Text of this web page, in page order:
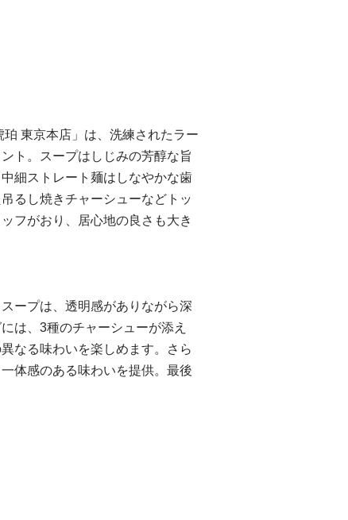
東京本店」は、洗練されたラー
ト。スープはしじみの芳醇な旨
細ストレート麺はしなやかな歯
るし焼きチャーシューなどトッ
フがおり、居心地の良さも大き
ープは、透明感がありながら深
は、3種のチャーシューが添え
なる味わいを楽しめます。さら
体感のある味わいを提供。最後